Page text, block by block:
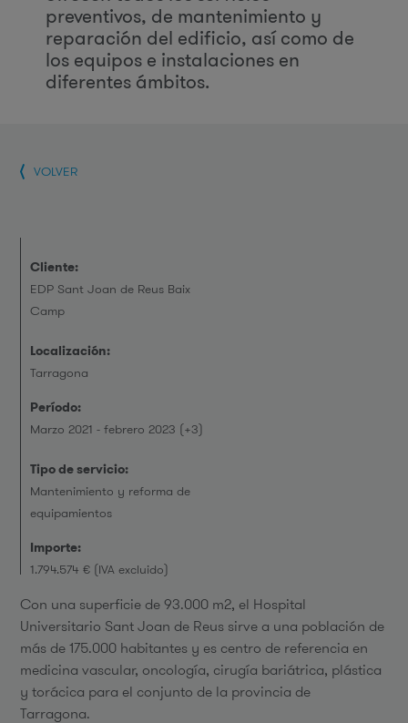
preventivos, de mantenimiento y
reparación del edificio, así como de
los equipos e instalaciones en
diferentes ámbitos.
VOLVER
Cliente:
EDP Sant Joan de Reus Baix
Camp
Localización:
Tarragona
Período:
Marzo 2021 - febrero 2023 (+3)
Tipo de servicio:
Mantenimiento y reforma de
equipamientos
Importe:
1.794.574 € (IVA excluido)
Con una superficie de 93.000 m2, el Hospital
Universitario Sant Joan de Reus sirve a una población de
más de 175.000 habitantes y es centro de referencia en
medicina vascular, oncología, cirugía bariátrica, plástica
y torácica para el conjunto de la provincia de
Tarragona.